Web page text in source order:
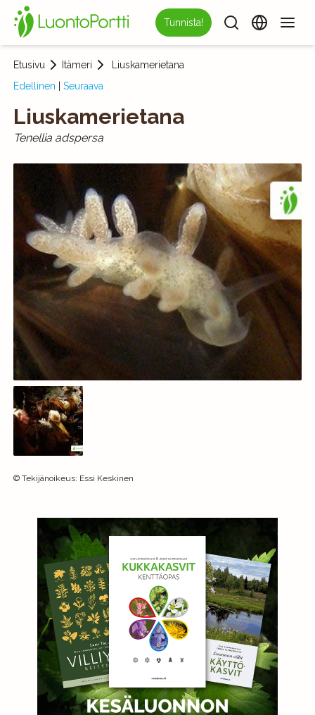
Tunnista!
Etusivu Itämeri
Liuskamerietana
Edellinen
Seuraava
Liuskamerietana
Tenellia adspersa
© Tekijänoikeus: Essi Keskinen